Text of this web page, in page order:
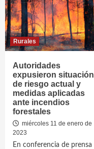
Rurales
Autoridades
expusieron situación
de riesgo actual y
medidas aplicadas
ante incendios
forestales
miércoles 11 de enero de
2023
En conferencia de prensa